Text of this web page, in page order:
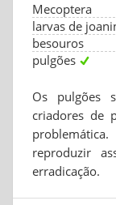
Mecoptera
larvas de
besouros
pulgões
Os pulgões
criadores de
reproduzir
erradicação.